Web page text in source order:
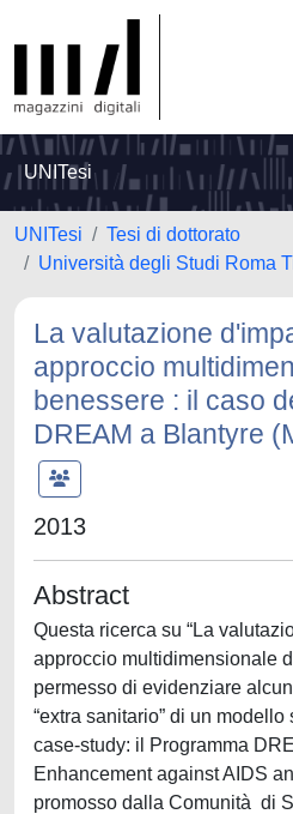
UNITesi
UNITesi
Tesi di dottorato
Università degli Studi Roma
La valutazione
approccio
benessere : il caso
DREAM a Blantyre
2013
Abstract
Questa ricerca su “La
approccio multidimensionale
permesso di evidenziare
“extra sanitario” di un
case-study: il Programma
Enhancement against AIDS
promosso dalla Comunità di